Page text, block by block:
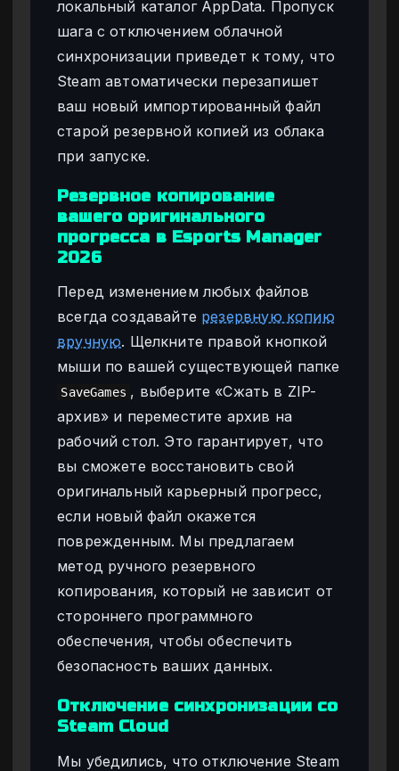
локальный каталог AppData. Пропуск
шага с отключением облачной
синхронизации приведет к тому, что
Steam автоматически перезапишет
ваш новый импортированный файл
старой резервной копией из облака
при запуске.
Резервное копирование
вашего оригинального
прогресса в Esports Manager
2026
Перед изменением любых файлов
всегда создавайте резервную копию
вручную. Щелкните правой кнопкой
мыши по вашей существующей папке
SaveGames , выберите «Сжать в ZIP-
архив» и переместите архив на
рабочий стол. Это гарантирует, что
вы сможете восстановить свой
оригинальный карьерный прогресс,
если новый файл окажется
поврежденным. Мы предлагаем
метод ручного резервного
копирования, который не зависит от
стороннего программного
обеспечения, чтобы обеспечить
безопасность ваших данных.
Отключение синхронизации со
Steam Cloud
Мы убедились, что отключение Steam